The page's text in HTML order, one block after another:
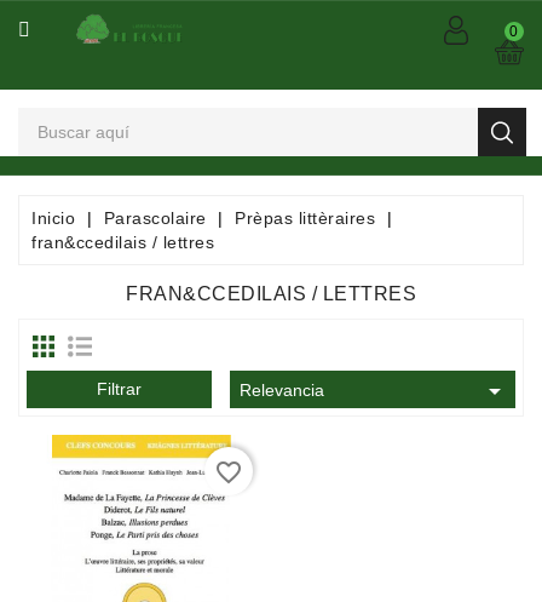
CATEGORÍA
Spectacles
Dessinées
Mangas
Consommables
Dictionnaires
Encyclopédies
Documentation
0
Inicio Parascolaire
Prèpas littèraires
fran&ccedilais / lettres
FRAN&CCEDILAIS / LETTRES
Filtrar Relevancia 
favorite_border